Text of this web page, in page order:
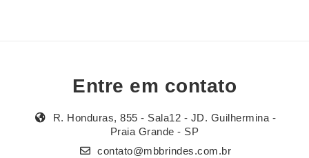
Entre em contato
R. Honduras, 855 - Sala12 - JD. Guilhermina -
Praia Grande - SP
contato@mbbrindes.com.br